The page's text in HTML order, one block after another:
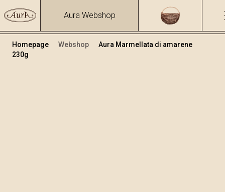
Aura Webshop
Homepage Webshop
Aura Marmellata di amarene
230g